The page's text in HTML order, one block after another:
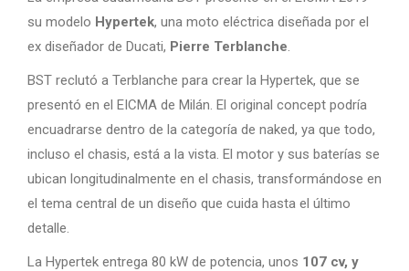
su modelo Hypertek, una moto eléctrica diseñada por el
ex diseñador de Ducati, Pierre Terblanche
BST reclutó a Terblanche para crear la Hypertek, que se
presentó en el EICMA de Milán. El original concept podría
encuadrarse dentro de la categoría de naked, ya que todo,
incluso el chasis, está a la vista. El motor y sus baterías se
ubican longitudinalmente en el chasis, transformándose en
el tema central de un diseño que cuida hasta el último
detalle.
La Hypertek entrega 80 kW de potencia, unos 107 cv, y